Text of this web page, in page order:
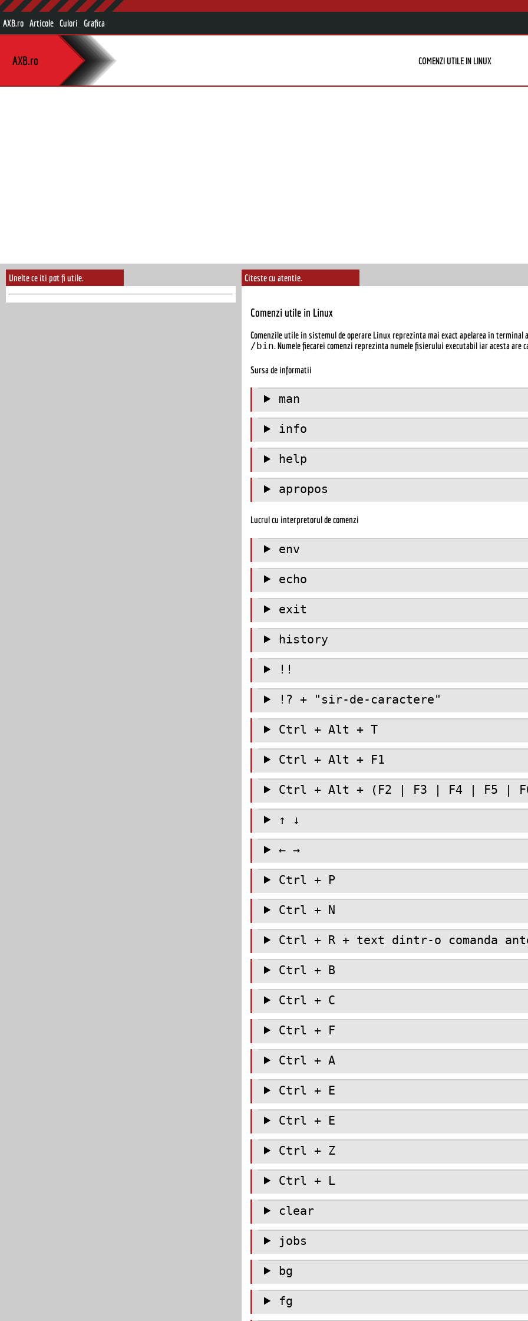
AXB.ro Articole Culori Grafica
AXB.ro COMENZI UTILE IN LINUX
Unelte ce iti pot fi utile. Citeste cu atentie.
Comenzi utile in Linux
Comenzile utile in sistemul de operare Linux reprezinta mai exact apelarea in
/bin. Numele fiecarei comenzi reprezinta numele fisierului executabil iar acesta are
Sursa de informatii
man
info
help
apropos
Lucrul cu interpretorul de comenzi
env
echo
exit
history
!!
!? + "sir-de-caractere"
Ctrl + Alt + T
Ctrl + Alt + F1
Ctrl + Alt + (F2 | F3 | F4 | F5 |
↑ ↓
← →
Ctrl + P
Ctrl + N
Ctrl + R + text dintr-o comanda
Ctrl + B
Ctrl + C
Ctrl + F
Ctrl + A
Ctrl + E
Ctrl + E
Ctrl + Z
Ctrl + L
clear
jobs
bg
fg